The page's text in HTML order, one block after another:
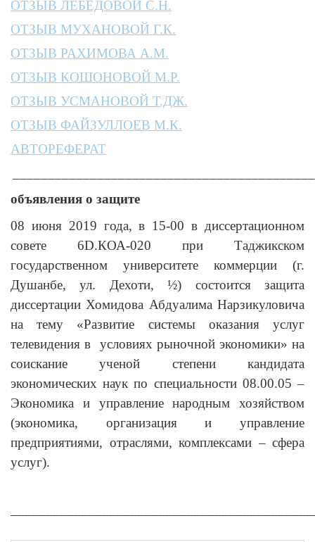
ОТЗЫВ ЛЕБЕДОВОЙ С.Н.
ОТЗЫВ МУХАНОВОЙ Г.К.
ОТЗЫВ РАХИМОВА А.М.
ОТЗЫВ КОШОНОВОЙ М.Р.
ОТЗЫВ УСМАНОВОЙ Т.ДЖ.
ОТЗЫВ ФАЙЗУЛЛОЕВ М.К.
АВТОРЕФЕРАТ
объявления о защите
08 июня 2019 года, в 15-00 в диссертационном
совете 6D.КОА-020 при Таджикском
государственном университете коммерции (г.
Душанбе, ул. Дехоти, ½) состоится защита
диссертации Хомидова Абдуалима Нарзикуловича
на тему «Развитие системы оказания услуг
телевидения в условиях рыночной экономики» на
соискание ученой степени кандидата
экономических наук по специальности 08.00.05 –
Экономика и управление народным хозяйством
(экономика, организация и управление
предприятиями, отраслями, комплексами – сфера
услуг).